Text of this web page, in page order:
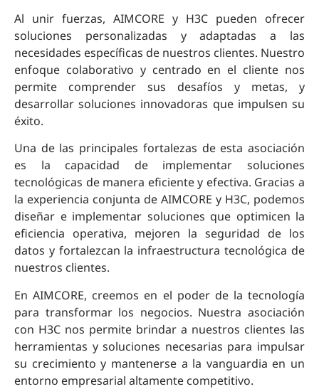
Al unir fuerzas, AIMCORE y H3C pueden ofrecer
soluciones personalizadas y adaptadas a las
necesidades específicas de nuestros clientes. Nuestro
enfoque colaborativo y centrado en el cliente nos
permite comprender sus desafíos y metas, y
desarrollar soluciones innovadoras que impulsen su
éxito.
Una de las principales fortalezas de esta asociación
es la capacidad de implementar soluciones
tecnológicas de manera eficiente y efectiva. Gracias a
la experiencia conjunta de AIMCORE y H3C, podemos
diseñar e implementar soluciones que optimicen la
eficiencia operativa, mejoren la seguridad de los
datos y fortalezcan la infraestructura tecnológica de
nuestros clientes.
En AIMCORE, creemos en el poder de la tecnología
para transformar los negocios. Nuestra asociación
con H3C nos permite brindar a nuestros clientes las
herramientas y soluciones necesarias para impulsar
su crecimiento y mantenerse a la vanguardia en un
entorno empresarial altamente competitivo.